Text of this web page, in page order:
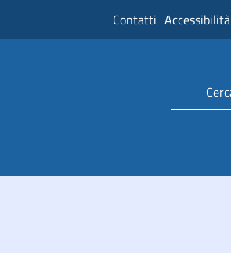
Contatti Accessibilità